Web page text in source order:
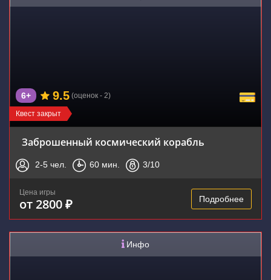
Квест закрыт
6+ 9.5 (оценок - 2)
Заброшенный космический корабль
2-5 чел. 60 мин. 3/10
Цена игры
от 2800 ₽ Подробнее
Инфо